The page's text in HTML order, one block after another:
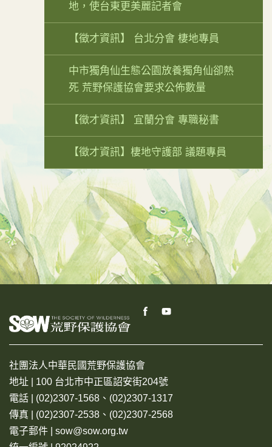
地，使台東更美麗記者會
【徵才資訊】 台北分會 棲地專員
中市獨角仙生態公園放養獨角仙卻熱
死 荒野保護協會要求公佈數量
【徵才資訊】 宜蘭分會 專職秘書
【徵才資訊】棲地守護部 議題專員
社團法人中華民國荒野保護協會
地址 | 100 台北市中正區詔安街204號
電話 | (02)2307-1568、(02)2307-1317
傳真 | (02)2307-2538、(02)2307-2568
電子郵件 | sow@sow.org.tw